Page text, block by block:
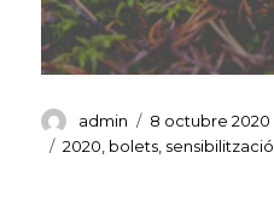
Autor
admin
Publicat
el
8 octubre 2020
Etiquetes
2020, bolets, sensibilització